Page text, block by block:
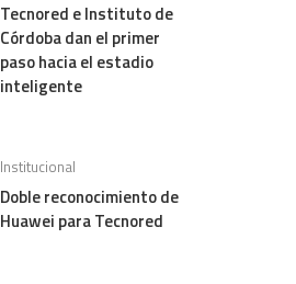
Tecnored e Instituto de
Córdoba dan el primer
paso hacia el estadio
inteligente
Institucional
Doble reconocimiento de
Huawei para Tecnored